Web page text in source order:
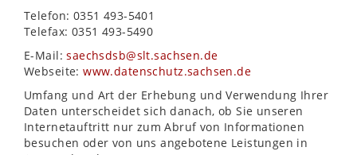
Telefon: 0351 493-5401
Telefax: 0351 493-5490
E-Mail:saechsdsb@slt.sachsen.de
Webseite:www.datenschutz.sachsen.de
Umfang und Art der Erhebung und Verwendung Ihrer
Daten unterscheidet sich danach, ob Sie unseren
Internetauftritt nur zum Abruf von Informationen
besuchen oder von uns angebotene Leistungen in